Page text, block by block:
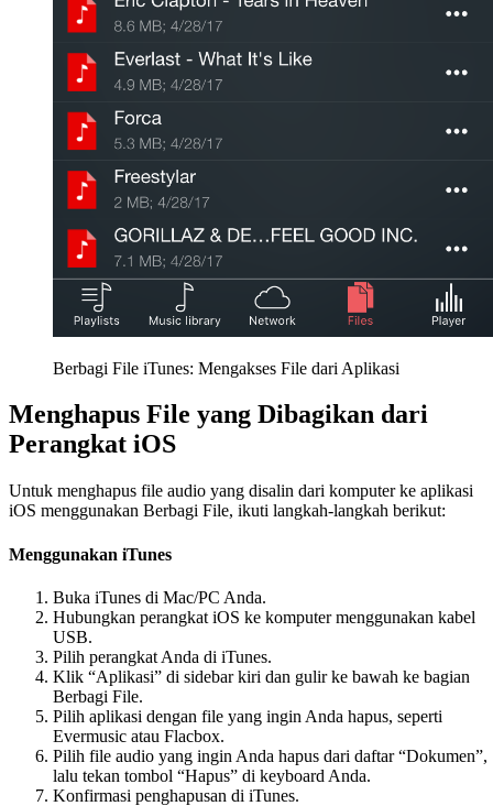
Berbagi File iTunes: Mengakses File dari Aplikasi
Menghapus File yang Dibagikan dari
Perangkat iOS
Untuk menghapus file audio yang disalin dari komputer ke aplikasi
iOS menggunakan Berbagi File, ikuti langkah-langkah berikut:
Menggunakan iTunes
Buka iTunes di Mac/PC Anda.
Hubungkan perangkat iOS ke komputer menggunakan kabel
USB.
Pilih perangkat Anda di iTunes.
Klik “Aplikasi” di sidebar kiri dan gulir ke bawah ke bagian
Berbagi File.
Pilih aplikasi dengan file yang ingin Anda hapus, seperti
Evermusic atau Flacbox.
Pilih file audio yang ingin Anda hapus dari daftar “Dokumen”,
lalu tekan tombol “Hapus” di keyboard Anda.
Konfirmasi penghapusan di iTunes.